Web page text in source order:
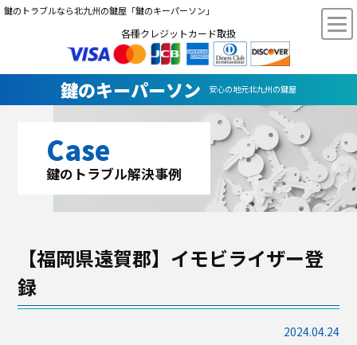
鍵のトラブルなら北九州の鍵屋「鍵のキーパーソン」
各種クレジットカード取扱
鍵のキーパーソン 安心の地元北九州の鍵屋
Case
鍵のトラブル解決事例
【福岡県遠賀郡】イモビライザー登
録
2024.04.24